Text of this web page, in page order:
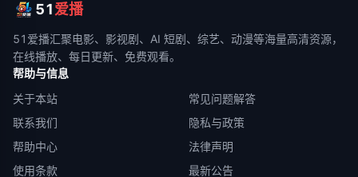
51爱播
51爱播汇聚电影、影视剧、AI 短剧、综艺、动漫等海量高清资源，
在线播放、每日更新、免费观看。
帮助与信息
关于本站
常见问题解答
联系我们
隐私与政策
帮助中心
法律声明
使用条款
最新公告